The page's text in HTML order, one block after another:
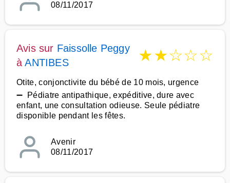
08/11/2017
Avis sur Faissolle Peggy
àANTIBES ★★☆☆☆
Otite, conjonctivite du bébé de 10 mois, urgence
➖ Pédiatre antipathique, expéditive, dure avec
enfant, une consultation odieuse. Seule pédiatre
disponible pendant les fêtes.
Avenir
08/11/2017